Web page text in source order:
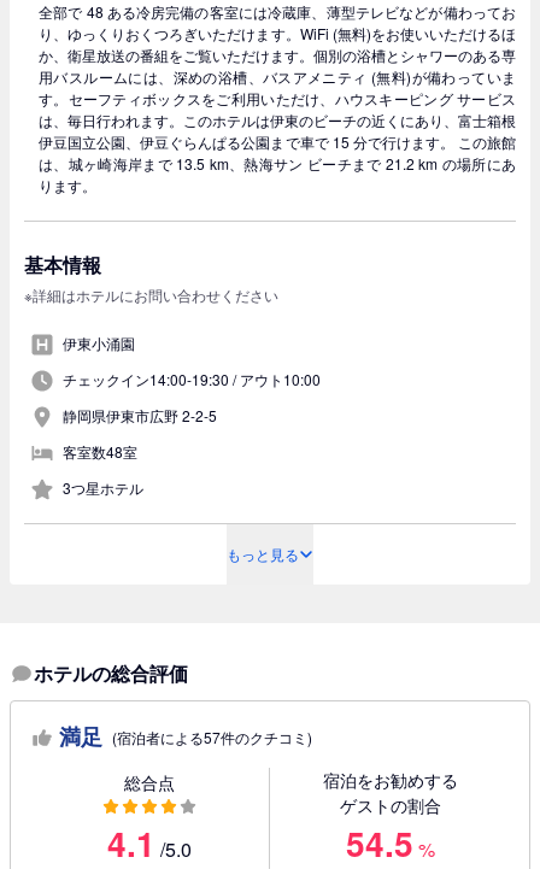
全部で 48 ある冷房完備の客室には冷蔵庫、薄型テレビなどが備わってお
り、ゆっくりおくつろぎいただけます。WiFi (無料)をお使いいただけるほ
か、衛星放送の番組をご覧いただけます。個別の浴槽とシャワーのある専
用バスルームには、深めの浴槽、バスアメニティ (無料)が備わっていま
す。セーフティボックスをご利用いただけ、ハウスキーピング サービス
は、毎日行われます。このホテルは伊東のビーチの近くにあり、富士箱根
伊豆国立公園、伊豆ぐらんぱる公園まで車で 15 分で行けます。 この旅館
は、城ヶ崎海岸まで 13.5 km、熱海サン ビーチまで 21.2 km の場所にあ
ります。
基本情報
※詳細はホテルにお問い合わせください
伊東小涌園
チェックイン14:00-19:30 /アウト10:00
静岡県伊東市広野 2-2-5
客室数48室
3つ星ホテル
もっと見る
ホテルの総合評価
満足 (宿泊者による57件のクチコミ)
総合点
4.1 /5.0
宿泊をお勧めする
ゲストの割合
54.5 %